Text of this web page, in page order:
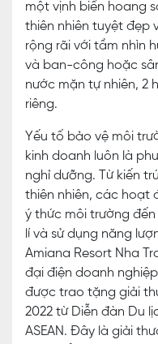
một vịnh biển hoang
thiên nhiên tuyệt đẹp
rộng rãi với tầm nhìn
và ban-công hoặc
nước mặn tự nhiên, 2
riêng.
Yếu tố bảo vệ môi
kinh doanh luôn là
nghỉ dưỡng. Từ kiến
thiên nhiên, các hoạt
ý thức môi trường
lí và sử dụng năng
Amiana Resort Nha
đại điện doanh
được trao tặng giải
2022 từ Diễn đàn Du
ASEAN. Đây là giải